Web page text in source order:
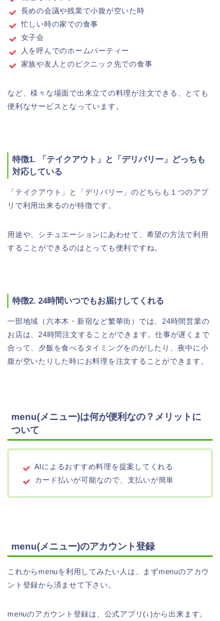
長めの会議や残業で小腹が空いた時
忙しい時の家での食事
女子会
人を呼んでのホームパーティー
家族や友人とのピクニック先での食事
など、様々な場面で出来立ての料理が注文できる、とても
便利なサービスとなっています。
特徴1. 「テイクアウト」と「デリバリー」どっちも
対応している
「テイクアウト」と「デリバリー」のどちらも１つのアプ
リで利用出来るのが特徴です。
用途や、シチュエーションにあわせて、希望の方法で利用
することができるのはとっても便利ですね。
特徴2. 24時間いつでもお届けしてくれる
一部地域（六本木・新宿など繁華街）では、24時間営業の
お店は、24時間注文することができます。仕事が遅くまで
合って、夕飯を食べるタイミングをのがしたり、夜中に小
腹が空いたりした時にお料理を注文することができます。
menu(メニュー)は何が便利なの？メリットに
ついて
AIによるおすすめ料理を提案してくれる
カード払いが可能なので、支払いが簡単
menu(メニュー)のアカウント登録
これからmenuを利用してみたい人は、まずmenuのアカウ
ント登録から済ませて下さい。
menuのアカウント登録は、公式アプリ(↓)から出来ます。